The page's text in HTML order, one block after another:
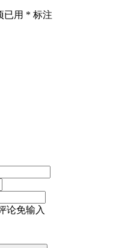
已用 * 标注
论免输入